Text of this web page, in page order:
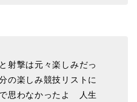
射撃は元々楽しみだっ
の楽しみ競技リストに
思わなかったよ 人生